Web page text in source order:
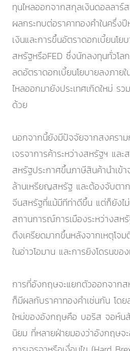
ทุนไหลออกจากสกุลเงินดอลลาร์
ผลกระทบต่อราคาทองคำในครึ่ง
เงินและการขึ้นอัตราดอกเบี้ยนโย
สหรัฐหรือFED ซึ่งนักลงทุนทั่วโล
ลดอัตราดอกเบี้ยนโยบายลงภายใ
ไหลออกมายังประเทศเกิดใหม่ ร
ด้วย
นอกจากนี้ยังมีปัจจัยจากสงคราม
เจรจาการค้าระหว่างสหรัฐฯ แล
สหรัฐประกาศขึ้นภาษีสินค้านำเข้
ล้านเหรียญสหรัฐ และต้องจับตาก
จีนสหรัฐที่แม้มีทีท่าดีขึ้น แต่ก็ยังไ
สถานการณ์การเมืองระหว่างสห
ตึงเครียดมากขึ้นหลังจากเหตุโจ
ในอ่าวโอมาน และการยิงโดรนขอ
การที่อังกฤษจะแยกตัวออกจาก
ก็มีผลกับราคาทองคำเช่นกัน โด
ใหม่ของอังกฤษคือ บอริส จอห์น
นิยม ที่หลายฝ่ายมองว่าอังกฤษจ